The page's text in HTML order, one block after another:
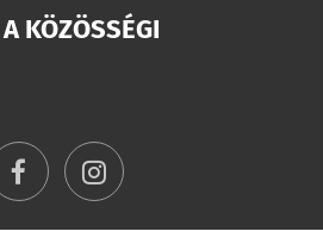
KÖZÖSSÉGI
facebookinstagram